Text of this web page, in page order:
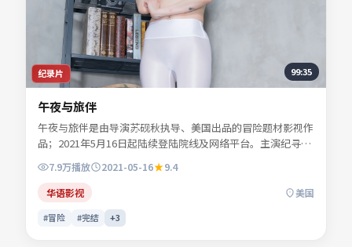
纪录片 99:35
午夜与旅伴
午夜与旅伴是由导演苏砚秋执导、美国出品的冒险题材影视作
品；2021年5月16日起陆续登陆院线及网络平台。主演纪寻
舟、宋慕青、白清让、景行止等共同诠释一段充满转折的人物
命运。影片关注人与人之间微弱的信任与误会，镜头贴近生活
肌理。适合检索「冒险电影」「美国影片」「2021年上映」
等关键词的观众收藏。
7.9万播放 2021-05-16
9.4
华语影视
美国
#冒险 #完结 +3